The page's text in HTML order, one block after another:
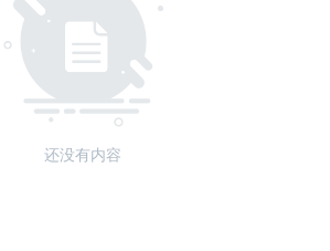
还没有内容